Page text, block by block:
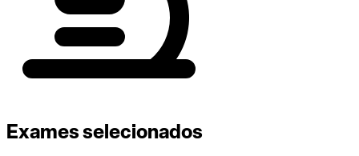
Exames selecionados